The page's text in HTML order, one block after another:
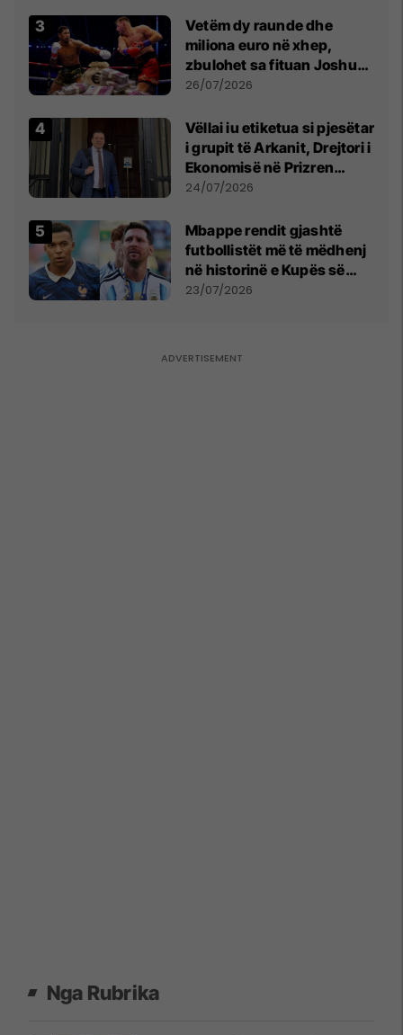
Vetëm dy raunde dhe
miliona euro në xhep,
zbulohet sa fituan Joshua
e Prenga
26/07/2026
Vëllai iu etiketua si pjesëtar
i grupit të Arkanit, Drejtori i
Ekonomisë në Prizren
mohon pretendimet
24/07/2026
Mbappe rendit gjashtë
futbollistët më të mëdhenj
në historinë e Kupës së
Botës, Messi mbetet i dyti
23/07/2026
Nga Rubrika